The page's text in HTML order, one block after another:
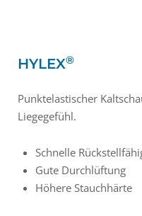
HYLEX®
Punktelastischer
Liegegefühl.
Schnelle
Gute Durchlüftung
Höhere Stauchhärte